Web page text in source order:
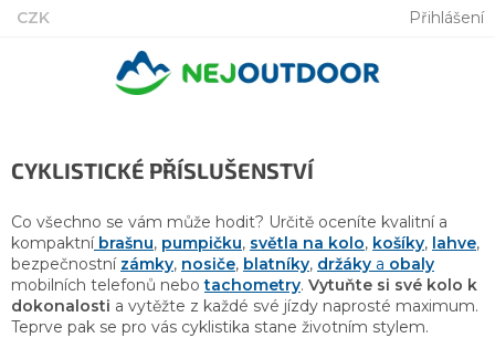
Přejít
CZK Přihlášení
CYKLISTICKÉ PŘÍSLUŠENSTVÍ
Co všechno se vám může hodit? Určitě oceníte kvalitní a
kompaktníbrašnu, pumpičku, světla na kolo, košíky, lahve,
bezpečnostní zámky, nosiče, blatníky, držáky a obaly
mobilních telefonů nebotachometry. Vytuňte si své kolo k
dokonalosti a vytěžte z každé své jízdy naprosté maximum.
Teprve pak se pro vás cyklistika stane životním stylem.